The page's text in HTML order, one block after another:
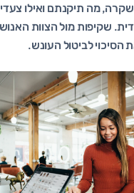
מה תיקנתם ואילו
שקיפות מול הצוות
לביטול העונש.